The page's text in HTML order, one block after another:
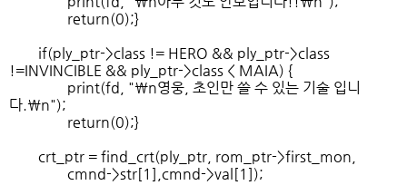
return(0);}
if(ply_ptr->class != HERO && ply_ptr->class
!=INVINCIBLE && ply_ptr->class < MAIA) {
print(fd, "\n영웅, 초인만 쓸 수 있는 기술 입니
다.\n");
return(0);}
crt_ptr = find_crt(ply_ptr, rom_ptr->first_mon,
cmnd->str[1],cmnd->val[1]);